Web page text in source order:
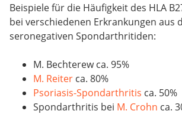
Beispiele für die Häufigkeit des HLA
bei verschiedenen Erkrankungen aus
seronegativen Spondarthritiden:
M. Bechterew ca. 95%
M. Reiter ca. 80%
Psoriasis-Spondarthritis ca. 50%
Spondarthritis bei M. Crohn ca.